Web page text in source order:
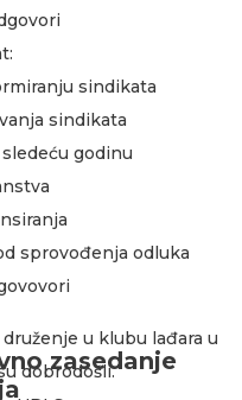
zasedanje
sindikata
sindikata
godinu
sprovođenja odluka
u klubu lađara u
dobrodošli.